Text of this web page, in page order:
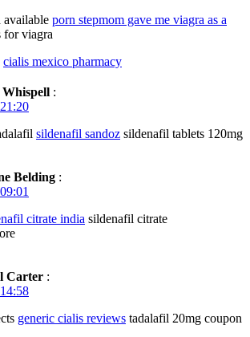
available porn stepmom gave me viagra as a
for viagra
cialis mexico pharmacy
:
sildenafil sandoz sildenafil tablets 120mg
Belding :
citrate india sildenafil citrate
Carter :
generic cialis reviews tadalafil 20mg coupon